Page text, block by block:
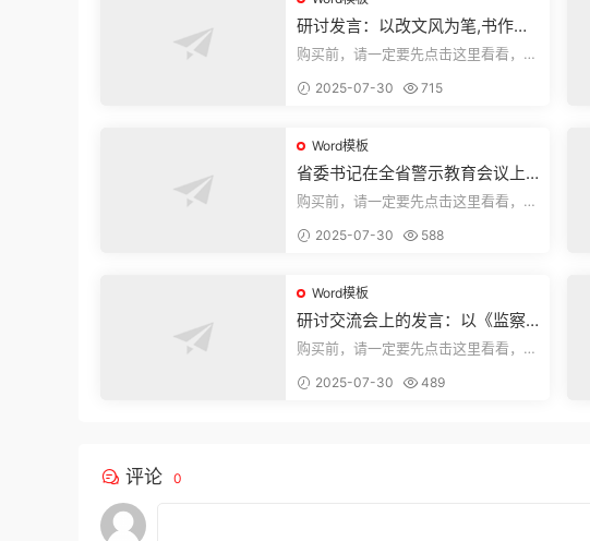
研讨发言：以改文风为笔,书作风
建设“必修课”
购买前，请一定要先点击这里看看，欢
束，本文...
2025-07-30 715
Word模板
省委书记在全省警示教育会议上
的讲话
购买前，请一定要先点击这里看看，欢
束，本文...
2025-07-30 588
Word模板
研讨交流会上的发言：以《监察
法实施条例》为纲,推动巡察工作
购买前，请一定要先点击这里看看，欢
束，本文...
2025-07-30 489
评论 0